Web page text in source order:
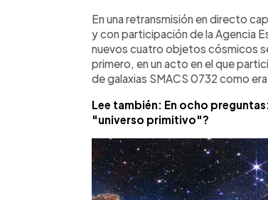
En una retransmisión en directo
y con participación de la Agencia
nuevos cuatro objetos cósmicos
primero, en un acto en el que
de galaxias SMACS 0732 como
Lee también: En ocho
"universo primitivo"?